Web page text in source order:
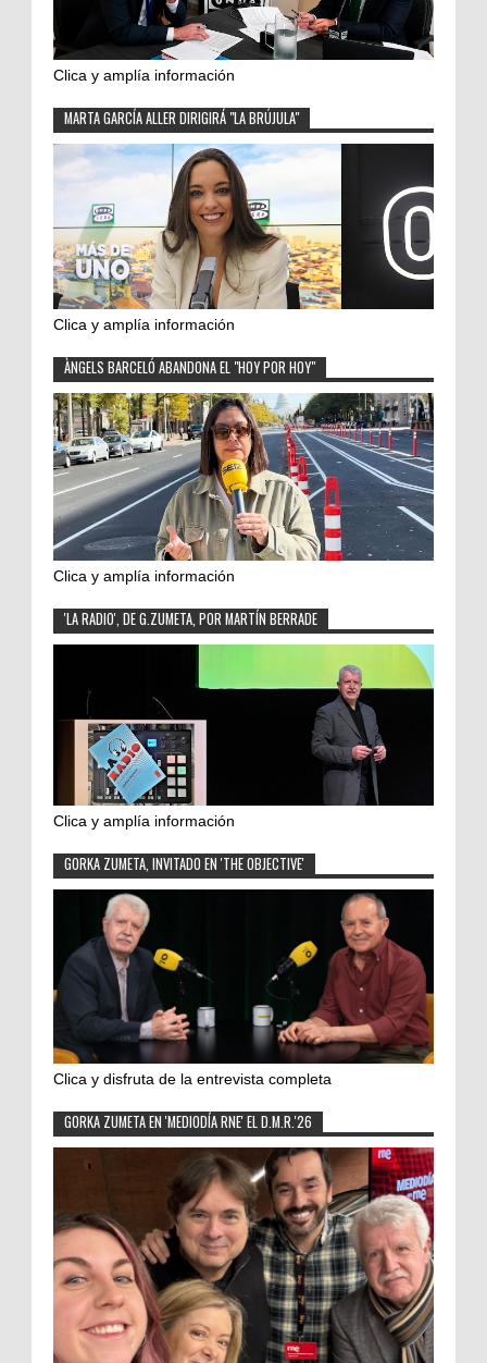
Clica y amplía información
MARTA GARCÍA ALLER DIRIGIRÁ "LA BRÚJULA"
Clica y amplía información
ÀNGELS BARCELÓ ABANDONA EL "HOY POR HOY"
Clica y amplía información
'LA RADIO', DE G.ZUMETA, POR MARTÍN BERRADE
Clica y amplía información
GORKA ZUMETA, INVITADO EN 'THE OBJECTIVE'
Clica y disfruta de la entrevista completa
GORKA ZUMETA EN 'MEDIODÍA RNE' EL D.M.R.'26